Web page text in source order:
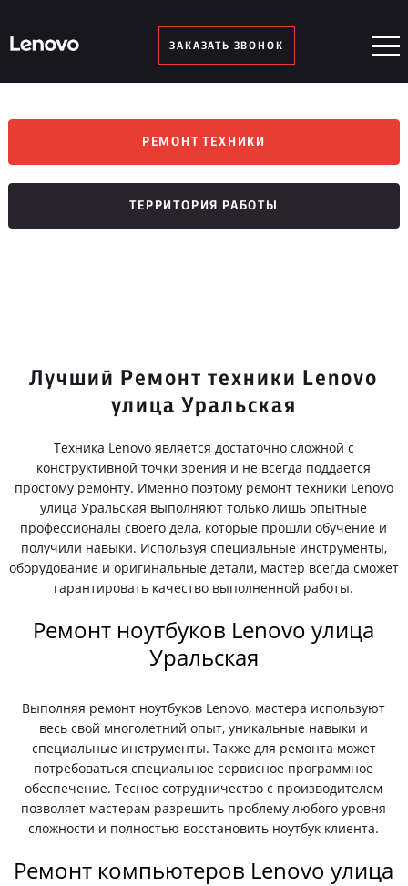
ЗАКАЗАТЬ ЗВОНОК
РЕМОНТ ТЕХНИКИ
ТЕРРИТОРИЯ РАБОТЫ
Лучший Ремонт техники Lenovo
улица Уральская
Техника Lenovo является достаточно сложной с
конструктивной точки зрения и не всегда поддается
простому ремонту. Именно поэтому ремонт техники Lenovo
улица Уральская выполняют только лишь опытные
профессионалы своего дела, которые прошли обучение и
получили навыки. Используя специальные инструменты,
оборудование и оригинальные детали, мастер всегда сможет
гарантировать качество выполненной работы.
Ремонт ноутбуков Lenovo улица
Уральская
Выполняя ремонт ноутбуков Lenovo, мастера используют
весь свой многолетний опыт, уникальные навыки и
специальные инструменты. Также для ремонта может
потребоваться специальное сервисное программное
обеспечение. Тесное сотрудничество с производителем
позволяет мастерам разрешить проблему любого уровня
сложности и полностью восстановить ноутбук клиента.
Ремонт компьютеров Lenovo улица